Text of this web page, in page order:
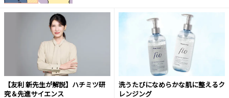
【友利 新先生が解説】ハチミツ研
究＆先進サイエンス
洗うたびになめらかな肌に整えるク
レンジング